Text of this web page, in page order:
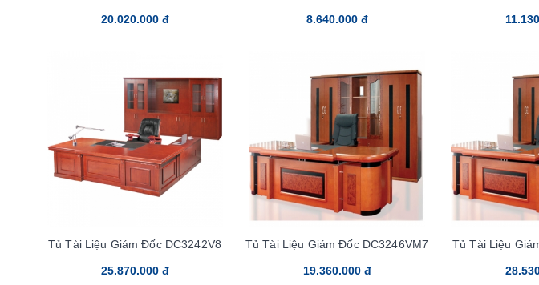
20.020.000 đ 8.640.000 đ
Tủ Tài Liệu Giám Đốc DC3242V8
25.870.000 đ
Tủ Tài Liệu Giám Đốc DC3246VM7
19.360.000 đ
Tủ Tài Liệu